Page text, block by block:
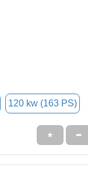
120 kw (163 PS)
★ ➦